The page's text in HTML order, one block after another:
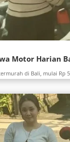
Motor Harian
di Bali, mulai Rp